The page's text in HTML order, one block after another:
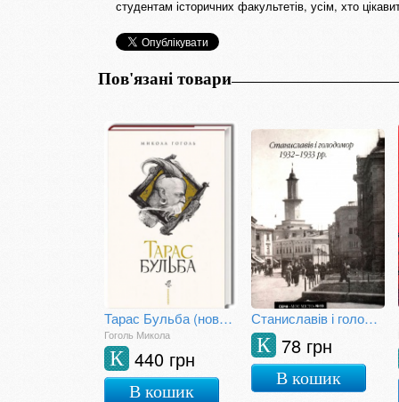
студентам історичних факультетів, усім, хто
Пов'язані товари
Тарас Бульба (нове ілюстроване видання)
Гоголь Микола
440 грн
К
В кошик
Станиславів і голодомор 1932-1933 рр.
78 грн
К
В кошик